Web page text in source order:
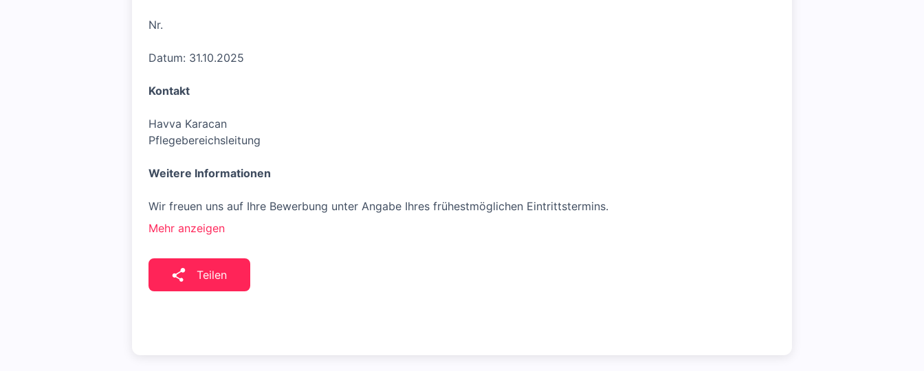
Nr.
Datum: 31.10.2025
Kontakt
Havva Karacan
Pflegebereichsleitung
Weitere Informationen
Wir freuen uns auf Ihre Bewerbung unter Angabe Ihres frühestmöglichen Eintrittstermins.
Mehr anzeigen
Teilen